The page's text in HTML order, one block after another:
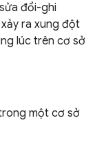
đổi-ghi
ra xung đột
lúc trên cơ sở
một cơ sở